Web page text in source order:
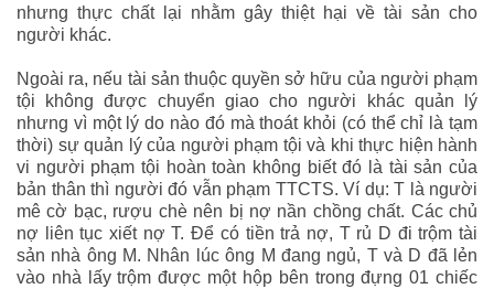
nhưng thực chất lại nhằm gây thiệt hại về tài sản cho
người khác.
Ngoài ra, nếu tài sản thuộc quyền sở hữu của người phạm
tội không được chuyển giao cho người khác quản lý
nhưng vì một lý do nào đó mà thoát khỏi (có thể chỉ là tạm
thời) sự quản lý của người phạm tội và khi thực hiện hành
vi người phạm tội hoàn toàn không biết đó là tài sản của
bản thân thì người đó vẫn phạm TTCTS. Ví dụ: T là người
mê cờ bạc, rượu chè nên bị nợ nần chồng chất. Các chủ
nợ liên tục xiết nợ T. Để có tiền trả nợ, T rủ D đi trộm tài
sản nhà ông M. Nhân lúc ông M đang ngủ, T và D đã lẻn
vào nhà lấy trộm được một hộp bên trong đựng 01 chiếc